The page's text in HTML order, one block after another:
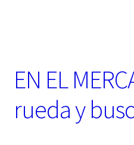
EN EL
rueda y